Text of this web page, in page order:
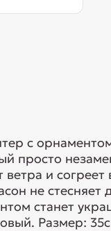
с
просто
и
не
станет
Размер: